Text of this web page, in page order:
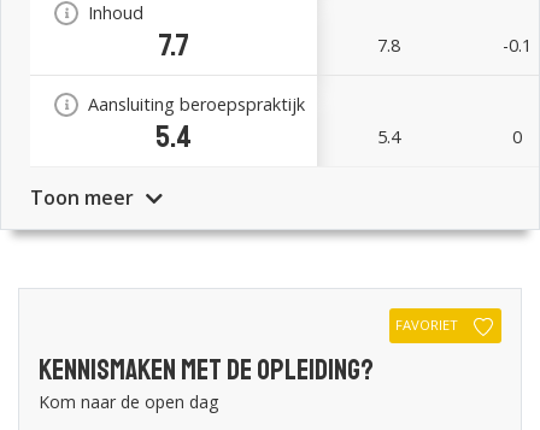
Inhoud
7.7 7.8 -0.1
Aansluiting beroepspraktijk
5.4 5.4 0
Toon meer
FAVORIET
Kennismaken met de opleiding?
Kom naar de open dag